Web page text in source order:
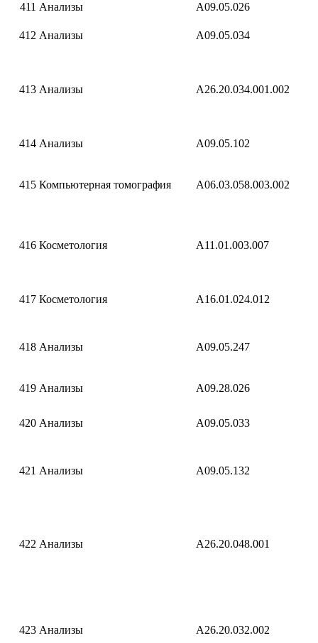
411 Анализы A09.05.026
412 Анализы A09.05.034
413 Анализы A26.20.034.001.002
414 Анализы A09.05.102
415 Компьютерная томография A06.03.058.003.002
416 Косметология A11.01.003.007
417 Косметология A16.01.024.012
418 Анализы A09.05.247
419 Анализы A09.28.026
420 Анализы A09.05.033
421 Анализы A09.05.132
422 Анализы A26.20.048.001
423 Анализы A26.20.032.002